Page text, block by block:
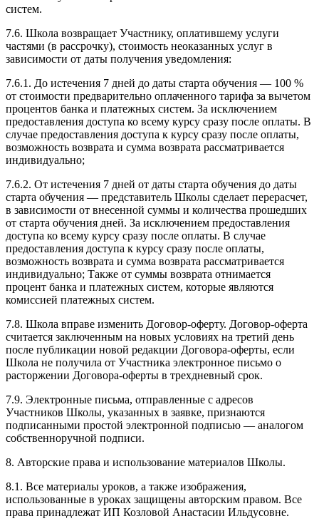
систем.
7.6. Школа возвращает Участнику, оплатившему услуги
частями (в рассрочку), стоимость неоказанных услуг в
зависимости от даты получения уведомления:
7.6.1. До истечения 7 дней до даты старта обучения — 100 %
от стоимости предварительно оплаченного тарифа за вычетом
процентов банка и платежных систем. За исключением
предоставления доступа ко всему курсу сразу после оплаты. В
случае предоставления доступа к курсу сразу после оплаты,
возможность возврата и сумма возврата рассматривается
индивидуально;
7.6.2. От истечения 7 дней от даты старта обучения до даты
старта обучения — представитель Школы сделает перерасчет,
в зависимости от внесенной суммы и количества прошедших
от старта обучения дней. За исключением предоставления
доступа ко всему курсу сразу после оплаты. В случае
предоставления доступа к курсу сразу после оплаты,
возможность возврата и сумма возврата рассматривается
индивидуально; Также от суммы возврата отнимается
процент банка и платежных систем, которые являются
комиссией платежных систем.
7.8. Школа вправе изменить Договор-оферту. Договор-оферта
считается заключенным на новых условиях на третий день
после публикации новой редакции Договора-оферты, если
Школа не получила от Участника электронное письмо о
расторжении Договора-оферты в трехдневный срок.
7.9. Электронные письма, отправленные с адресов
Участников Школы, указанных в заявке, признаются
подписанными простой электронной подписью — аналогом
собственноручной подписи.
8. Авторские права и использование материалов Школы.
8.1. Все материалы уроков, а также изображения,
использованные в уроках защищены авторским правом. Все
права принадлежат ИП Козловой Анастасии Ильдусовне.